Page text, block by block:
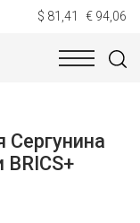
$ 81,41 € 94,06